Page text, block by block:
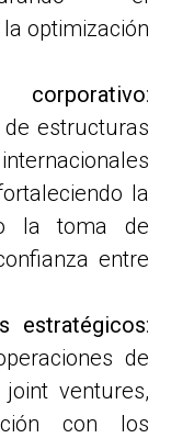
optimización
corporativo:
estructuras
la
la toma de
entre
estratégicos:
de
ventures,
con los